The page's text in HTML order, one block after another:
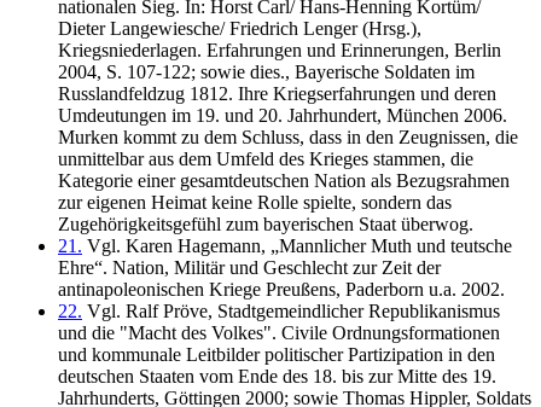
nationalen Sieg. In: Horst Carl/ Hans-Henning Kortüm/
Dieter Langewiesche/ Friedrich Lenger (Hrsg.),
Kriegsniederlagen. Erfahrungen und Erinnerungen, Berlin
2004, S. 107-122; sowie dies., Bayerische Soldaten im
Russlandfeldzug 1812. Ihre Kriegserfahrungen und deren
Umdeutungen im 19. und 20. Jahrhundert, München 2006.
Murken kommt zu dem Schluss, dass in den Zeugnissen, die
unmittelbar aus dem Umfeld des Krieges stammen, die
Kategorie einer gesamtdeutschen Nation als Bezugsrahmen
zur eigenen Heimat keine Rolle spielte, sondern das
Zugehörigkeitsgefühl zum bayerischen Staat überwog.
21. Vgl. Karen Hagemann, „Mannlicher Muth und teutsche
Ehre“. Nation, Militär und Geschlecht zur Zeit der
antinapoleonischen Kriege Preußens, Paderborn u.a. 2002.
22. Vgl. Ralf Pröve, Stadtgemeindlicher Republikanismus
und die "Macht des Volkes". Civile Ordnungsformationen
und kommunale Leitbilder politischer Partizipation in den
deutschen Staaten vom Ende des 18. bis zur Mitte des 19.
Jahrhunderts, Göttingen 2000; sowie Thomas Hippler, Soldats